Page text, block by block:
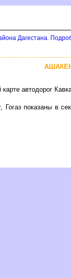
Дагестана.
карте автодорог
показаны в